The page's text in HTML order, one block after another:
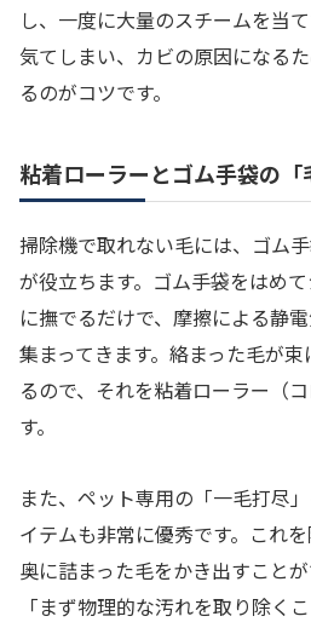
し、一度に大量のスチームを当
気てしまい、カビの原因になる
るのがコツです。
粘着ローラーとゴム手袋の「
掃除機で取れない毛には、ゴム
が役立ちます。ゴム手袋をはめ
に撫でるだけで、摩擦による静
集まってきます。絡まった毛が
るので、それを粘着ローラー（
す。
また、ペット専用の「一毛打尽
イテムも非常に優秀です。これを
奥に詰まった毛をかき出すこと
「まず物理的な汚れを取り除く